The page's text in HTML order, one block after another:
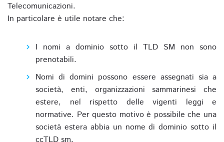
Telecomunicazioni.
In particolare è utile notare che:
I nomi a dominio sotto il TLD SM non sono
prenotabili.
Nomi di domini possono essere assegnati sia a
società, enti, organizzazioni sammarinesi che
estere, nel rispetto delle vigenti leggi e
normative. Per questo motivo è possibile che una
società estera abbia un nome di dominio sotto il